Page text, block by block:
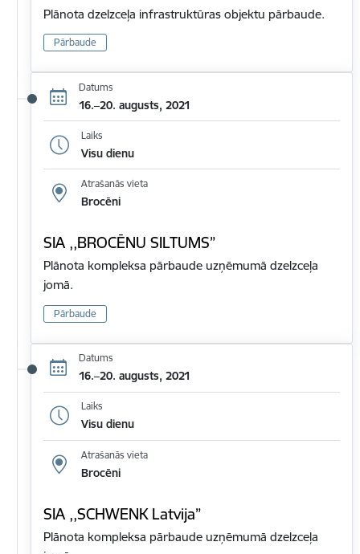
Plānota dzelzceļa infrastruktūras objektu pārbaude.
Pārbaude
Datums
16.–20. augusts, 2021
Laiks
Visu dienu
Atrašanās vieta
Brocēni
SIA ,,BROCĒNU SILTUMS”
Plānota kompleksa pārbaude uzņēmumā dzelzceļa
jomā.
Pārbaude
Datums
16.–20. augusts, 2021
Laiks
Visu dienu
Atrašanās vieta
Brocēni
SIA ,,SCHWENK Latvija”
Plānota kompleksa pārbaude uzņēmumā dzelzceļa